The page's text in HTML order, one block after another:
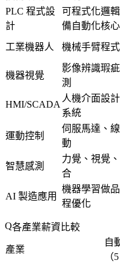
PLC 程式設
計
可程式化邏
備自動化核心
工業機器人 機械手臂程
機器視覺
影像辨識瑕
測
HMI/SCADA
人機介面設
系統
運動控制
伺服馬達、
動
智慧感測
力覺、視覺
合
AI 製造應用
機器學習做
程優化
各產業薪資比較
產業
自
（